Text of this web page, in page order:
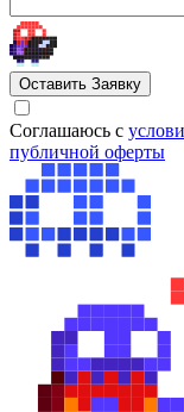
Оставить Заявку
Cоглашаюсь с
публичной оферты